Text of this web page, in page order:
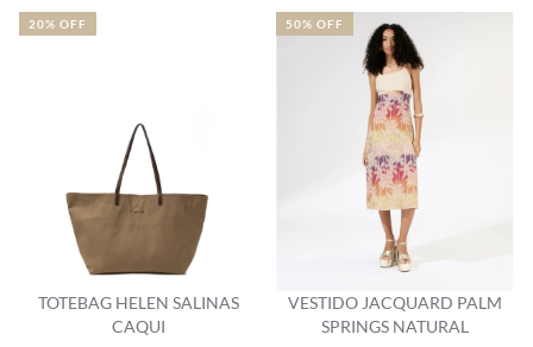
TOTEBAG HELEN SALINAS
CAQUI
20% OFF
VESTIDO JACQUARD PALM
SPRINGS NATURAL
50% OFF